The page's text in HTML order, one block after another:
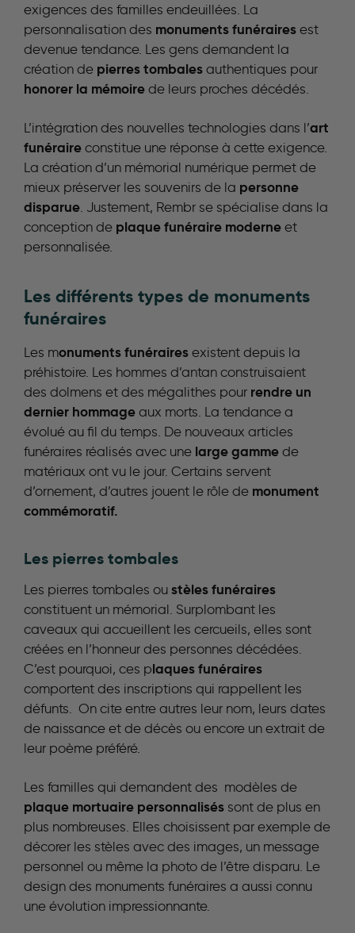
exigences des familles endeuillées. La
personnalisation des monuments funéraires est
devenue tendance. Les gens demandent la
création de pierres tombales authentiques pour
honorer la mémoire de leurs proches décédés.
L’intégration des nouvelles technologies dans l’art
funéraire constitue une réponse à cette exigence.
La création d’un mémorial numérique permet de
mieux préserver les souvenirs de la personne
disparue . Justement, Rembr se spécialise dans la
conception de plaque funéraire moderne et
personnalisée.
Les différents types de monuments
funéraires
Les monuments funéraires existent depuis la
préhistoire. Les hommes d’antan construisaient
des dolmens et des mégalithes pour rendre un
dernier hommage aux morts. La tendance a
évolué au fil du temps. De nouveaux articles
funéraires réalisés avec une large gamme de
matériaux ont vu le jour. Certains servent
d’ornement, d’autres jouent le rôle de monument
commémoratif.
Les pierres tombales
Les pierres tombales ou stèles funéraires
constituent un mémorial. Surplombant les
caveaux qui accueillent les cercueils, elles sont
créées en l’honneur des personnes décédées.
C’est pourquoi, ces plaques funéraires
comportent des inscriptions qui rappellent les
défunts. On cite entre autres leur nom, leurs dates
de naissance et de décès ou encore un extrait de
leur poème préféré.
Les familles qui demandent des modèles de
plaque mortuaire personnalisés sont de plus en
plus nombreuses. Elles choisissent par exemple de
décorer les stèles avec des images, un message
personnel ou même la photo de l’être disparu. Le
design des monuments funéraires a aussi connu
une évolution impressionnante.